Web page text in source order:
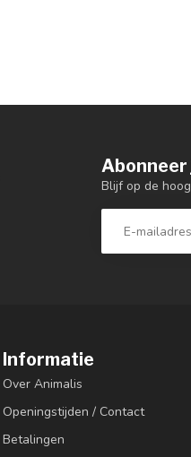
Abonneer
Blijf op de
Informatie
Over Animalis
Openingstijden / Contact
Betalingen